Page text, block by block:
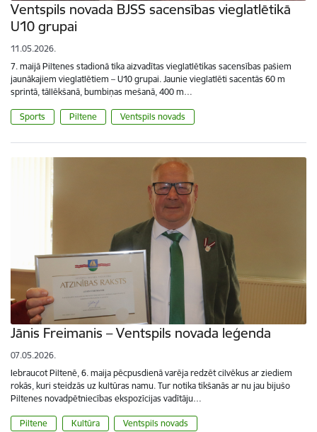
Ventspils novada BJSS sacensības vieglatlētikā
U10 grupai
11.05.2026.
7. maijā Piltenes stadionā tika aizvadītas vieglatlētikas sacensības pašiem
jaunākajiem vieglatlētiem – U10 grupai. Jaunie vieglatlēti sacentās 60 m
sprintā, tāllēkšanā, bumbiņas mešanā, 400 m…
Sports Piltene Ventspils novads
Jānis Freimanis – Ventspils novada leģenda
07.05.2026.
Iebraucot Piltenē, 6. maija pēcpusdienā varēja redzēt cilvēkus ar ziediem
rokās, kuri steidzās uz kultūras namu. Tur notika tikšanās ar nu jau bijušo
Piltenes novadpētniecības ekspozīcijas vadītāju…
Piltene Kultūra Ventspils novads